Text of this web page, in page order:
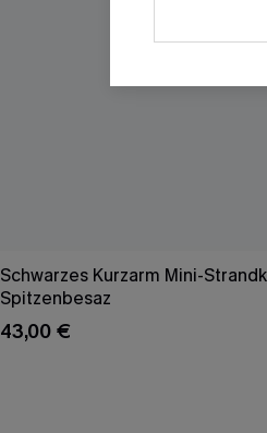
Schwarzes Kurzarm Mini-
Spitzenbesaz
43,00 €